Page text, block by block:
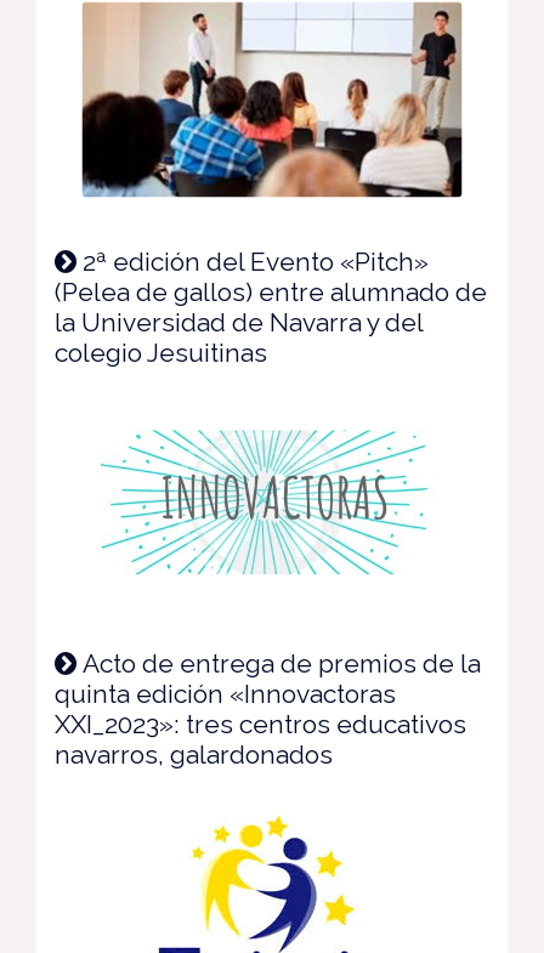
2ª edición del Evento «Pitch»
(Pelea de gallos) entre alumnado de
la Universidad de Navarra y del
colegio Jesuitinas
Acto de entrega de premios de la
quinta edición «Innovactoras
XXI_2023»: tres centros educativos
navarros, galardonados